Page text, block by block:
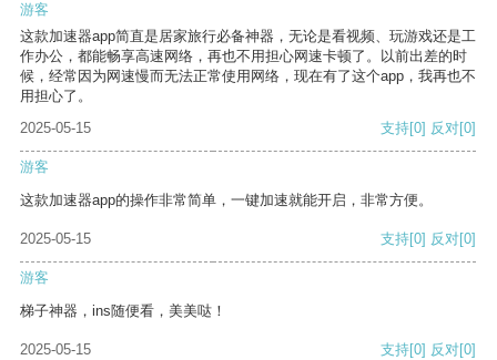
游客
这款加速器app简直是居家旅行必备神器，无论是看视频、玩游戏还是工
作办公，都能畅享高速网络，再也不用担心网速卡顿了。以前出差的时
候，经常因为网速慢而无法正常使用网络，现在有了这个app，我再也不
用担心了。
2025-05-15
支持[0] 反对[0]
游客
这款加速器app的操作非常简单，一键加速就能开启，非常方便。
2025-05-15 支持[0] 反对[0]
游客
梯子神器，ins随便看，美美哒！
2025-05-15 支持[0] 反对[0]